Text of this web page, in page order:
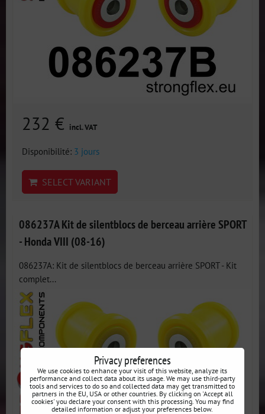
232 € incl. VAT
Disponibilité: 3 jours
SELECT VARIANT
086237A Kit de silentblocs de berceau arrière SPORT
- Honda VIII (08-16)
086237A: Kit de silentblocs de berceau arrière SPORT - Kit
complet...
Privacy preferences
We use cookies to enhance your visit of this website, analyze its
performance and collect data about its usage. We may use third-party
tools and services to do so and collected data may get transmitted to
partners in the EU, USA or other countries. By clicking on 'Accept all
cookies' you declare your consent with this processing. You may find
detailed information or adjust your preferences below.